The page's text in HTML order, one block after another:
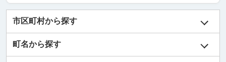
市区町村から探す
町名から探す